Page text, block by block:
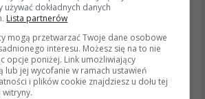
to join
Dodano po 14
dokładnych danych
Lista partnerów
mogą przetwarzać Twoje dane osobowe
interesu. Możesz się na to nie
opcje poniżej. Link umożliwiający
lub jej wycofanie w ramach ustawień
i plików cookie znajdziesz u dołu tej